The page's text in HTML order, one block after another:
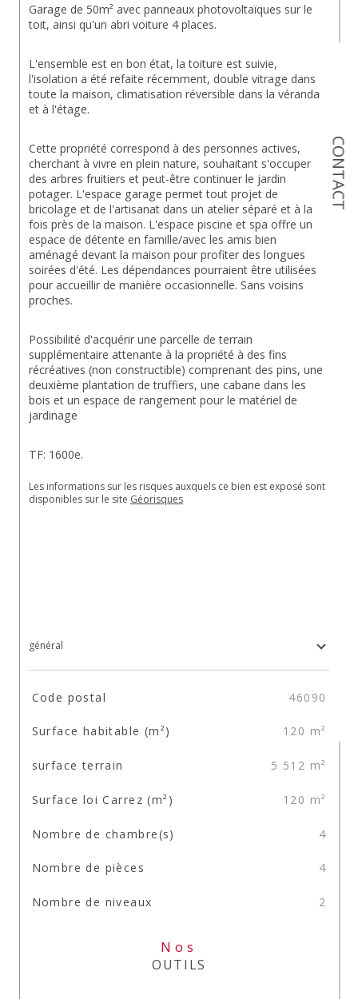
CONTACT
Garage de 50m² avec panneaux photovoltaïques sur le
toit, ainsi qu'un abri voiture 4 places.
L'ensemble est en bon état, la toiture est suivie,
l'isolation a été refaite récemment, double vitrage dans
toute la maison, climatisation réversible dans la véranda
et à l'étage.
Cette propriété correspond à des personnes actives,
cherchant à vivre en plein nature, souhaitant s'occuper
des arbres fruitiers et peut-être continuer le jardin
potager. L'espace garage permet tout projet de
bricolage et de l'artisanat dans un atelier séparé et à la
fois près de la maison. L'espace piscine et spa offre un
espace de détente en famille/avec les amis bien
aménagé devant la maison pour profiter des longues
soirées d'été. Les dépendances pourraient être utilisées
pour accueillir de manière occasionnelle. Sans voisins
proches.
Possibilité d'acquérir une parcelle de terrain
supplémentaire attenante à la propriété à des fins
récréatives (non constructible) comprenant des pins, une
deuxième plantation de truffiers, une cabane dans les
bois et un espace de rangement pour le matériel de
jardinage
TF: 1600e.
Les informations sur les risques auxquels ce bien est exposé sont
disponibles sur le site Géorisques
général
TRAD_SIROCCO_Caracteristique
Code postal 46090
Surface habitable (m²) 120 m²
surface terrain 5 512 m²
Surface loi Carrez (m²) 120 m²
Nombre de chambre(s) 4
Nombre de pièces 4
Nombre de niveaux 2
Nos
OUTILS